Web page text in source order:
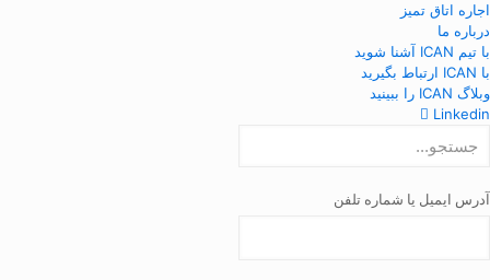
اجاره اتاق تمیز
درباره ما
با تیم ICAN آشنا شوید
با ICAN ارتباط بگیرید
وبلاگ ICAN را ببینید
Linkedin
آدرس ایمیل یا شماره تلفن